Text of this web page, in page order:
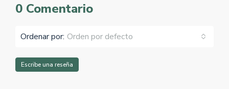
0 Comentario
Ordenar por: Orden por defecto
Escribe una reseña